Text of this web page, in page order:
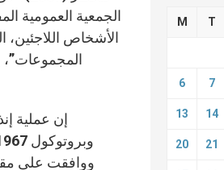
الجمعية العمومية
الأشخاص
المجموعات”،
ووافقت على
M T
6 7
13 14
20 21